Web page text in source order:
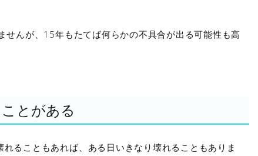
せんが、15年もたてば何らかの不具合が出る可能性も高
とがある
ることもあれば、ある日いきなり壊れることもありま